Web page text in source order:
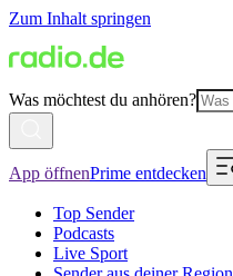
Zum Inhalt springen
Was möchtest du anhören?
App öffnenPrime entdecken
Top Sender
Podcasts
Live Sport